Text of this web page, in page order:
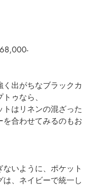
く出がちなブラックカ
ゥなら、
トはリネンの混ざった
を合わせてみるのもお
ないように、ポケット
は、ネイビーで統一し